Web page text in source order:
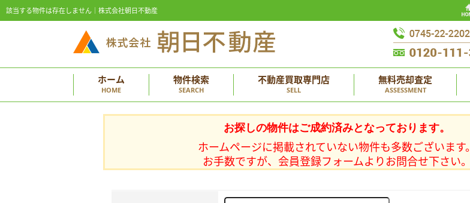
該当する物件は存在しません｜株式会社朝日不動産
ホーム
HOME
物件検索
SEARCH
不動産買取専門店
SELL
無料売却査定
ASSESSMENT
お探しの物件はご成約済みとなっております。
ホームページに掲載されていない物件も多数ございます。
お手数ですが、会員登録フォームよりお問合せ下さい。